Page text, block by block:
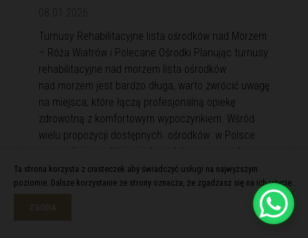
Turnusy Rehabilitacyjne lista ośrodków nad Morzem
– Róża Wiatrów i Polecane Ośrodki Planując turnusy
rehabilitacyjne nad morzem lista ośrodków
nad morzem jest bardzo długa, warto zwrócić uwagę
na miejsca, które łączą profesjonalną opiekę
zdrowotną z komfortowym wypoczynkiem. Wśród
wielu propozycji dostępnych ośrodków w Polsce
szczególnie wyróżnia się kompleks wypoczynkowy
Róża Wiatrów. Oferuje skuteczną rehabilitację
i relaks w malowniczej nadmorskiej scenerii. Róża
Ta strona korzysta z ciasteczek aby świadczyć usługi na najwyższym
poziomie. Dalsze korzystanie ze strony oznacza, że zgadzasz się na ich użycie.